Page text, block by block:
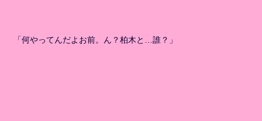
「何やってんだよお前。ん？柏木と…誰？」